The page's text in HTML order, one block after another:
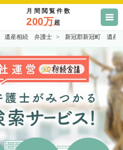
月間閲覧件数
200万超
遺産相続 弁護士 新冠郡新冠町 遺産